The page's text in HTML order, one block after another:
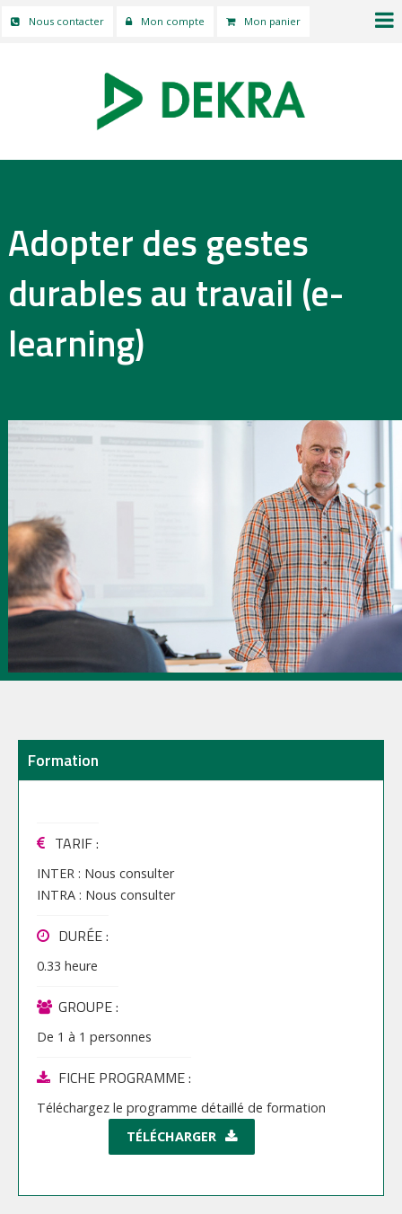
Nous contacter Mon compte Mon panier
Adopter des gestes
durables au travail (e-
learning)
Formation
TARIF:
INTER : Nous consulter
INTRA : Nous consulter
DURÉE :
0.33 heure
GROUPE :
De 1 à 1 personnes
FICHE PROGRAMME :
Téléchargez le programme détaillé de formation
TÉLÉCHARGER